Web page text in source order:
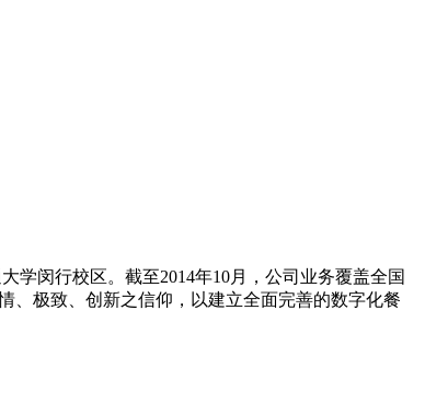
学闵行校区。截至2014年10月，公司业务覆盖全国
、极致、创新之信仰，以建立全面完善的数字化餐